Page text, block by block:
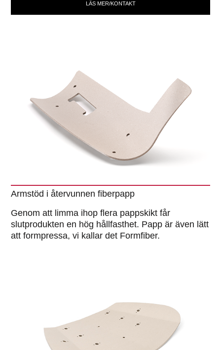
LÄS MER/KONTAKT
Armstöd i återvunnen fiberpapp
Genom att limma ihop flera pappskikt får
slutprodukten en hög hållfasthet. Papp är även lätt
att formpressa, vi kallar det Formfiber.